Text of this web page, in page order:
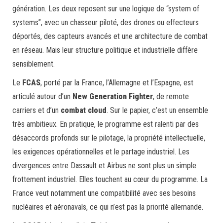
génération. Les deux reposent sur une logique de “system of
systems”, avec un chasseur piloté, des drones ou effecteurs
déportés, des capteurs avancés et une architecture de combat
en réseau. Mais leur structure politique et industrielle diffère
sensiblement.
Le FCAS, porté par la France, l’Allemagne et l’Espagne, est
articulé autour d’un New Generation Fighter, de remote
carriers et d’un combat cloud. Sur le papier, c’est un ensemble
très ambitieux. En pratique, le programme est ralenti par des
désaccords profonds sur le pilotage, la propriété intellectuelle,
les exigences opérationnelles et le partage industriel. Les
divergences entre Dassault et Airbus ne sont plus un simple
frottement industriel. Elles touchent au cœur du programme. La
France veut notamment une compatibilité avec ses besoins
nucléaires et aéronavals, ce qui n’est pas la priorité allemande.